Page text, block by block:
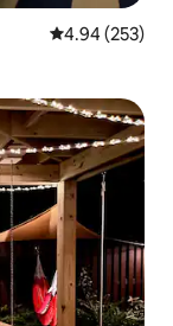
從 253 則評價
4.94 (253)